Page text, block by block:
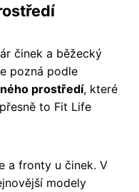
činek a běžecký
pozná podle
prostředí, které
to Fit Life
a fronty u činek. V
modely